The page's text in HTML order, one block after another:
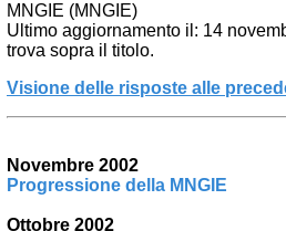
MNGIE (MNGIE)
Ultimo aggiornamento il: 14
trova sopra il titolo.
Visione delle risposte alle
Novembre 2002
Progressione della MNGIE
Ottobre 2002